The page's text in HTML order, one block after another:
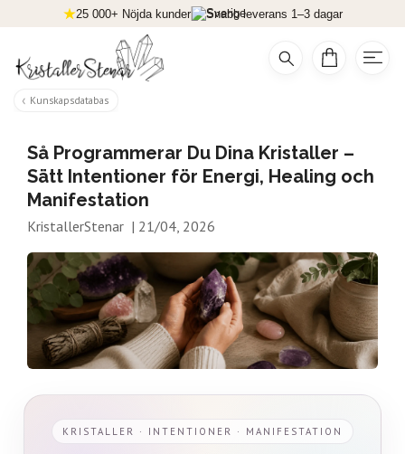
25 000+ Nöjda kunder Snabb leverans 1–3 dagar
Kunskapsdatabas
Så Programmerar Du Dina Kristaller –
Sätt Intentioner för Energi, Healing och
Manifestation
KristallerStenar | 21/04, 2026
KRISTALLER · INTENTIONER · MANIFESTATION